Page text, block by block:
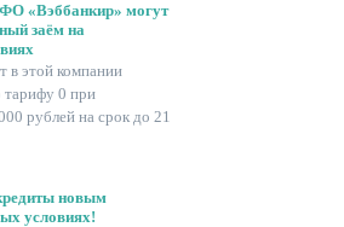
«Вэббанкир» могут
заём на
в этой компании
тарифу 0 при
рублей на срок до 21
новым
условиях!